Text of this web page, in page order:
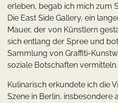
erleben, begab ich mich zum
Die East Side Gallery, ein
Mauer, der von Künstlern
sich entlang der Spree und
Sammlung von Graffiti-
soziale Botschaften vermitteln.
Kulinarisch erkundete ich die
Szene in Berlin, insbesondere